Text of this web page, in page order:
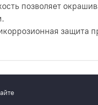
позволяет
защита